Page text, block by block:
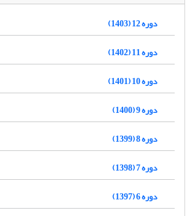
دوره 12 (1403)
دوره 11 (1402)
دوره 10 (1401)
دوره 9 (1400)
دوره 8 (1399)
دوره 7 (1398)
دوره 6 (1397)